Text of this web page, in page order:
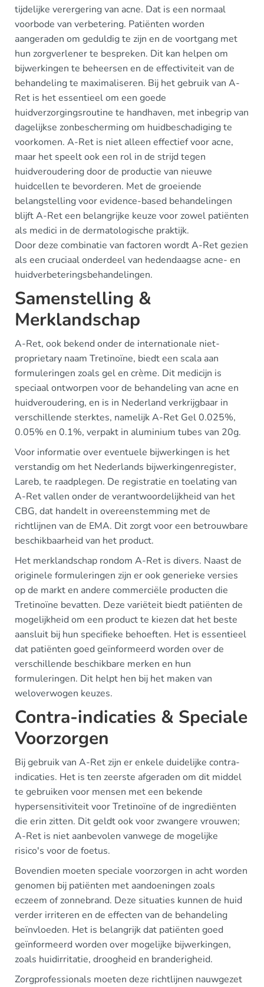
tijdelijke verergering van acne. Dat is een normaal
voorbode van verbetering. Patiënten worden
aangeraden om geduldig te zijn en de voortgang met
hun zorgverlener te bespreken. Dit kan helpen om
bijwerkingen te beheersen en de effectiviteit van de
behandeling te maximaliseren. Bij het gebruik van A-
Ret is het essentieel om een goede
huidverzorgingsroutine te handhaven, met inbegrip van
dagelijkse zonbescherming om huidbeschadiging te
voorkomen. A-Ret is niet alleen effectief voor acne,
maar het speelt ook een rol in de strijd tegen
huidveroudering door de productie van nieuwe
huidcellen te bevorderen. Met de groeiende
belangstelling voor evidence-based behandelingen
blijft A-Ret een belangrijke keuze voor zowel patiënten
als medici in de dermatologische praktijk.
Door deze combinatie van factoren wordt A-Ret gezien
als een cruciaal onderdeel van hedendaagse acne- en
huidverbeteringsbehandelingen.
Samenstelling &
Merklandschap
A-Ret, ook bekend onder de internationale niet-
proprietary naam Tretinoïne, biedt een scala aan
formuleringen zoals gel en crème. Dit medicijn is
speciaal ontworpen voor de behandeling van acne en
huidveroudering, en is in Nederland verkrijgbaar in
verschillende sterktes, namelijk A-Ret Gel 0.025%,
0.05% en 0.1%, verpakt in aluminium tubes van 20g.
Voor informatie over eventuele bijwerkingen is het
verstandig om het Nederlands bijwerkingenregister,
Lareb, te raadplegen. De registratie en toelating van
A-Ret vallen onder de verantwoordelijkheid van het
CBG, dat handelt in overeenstemming met de
richtlijnen van de EMA. Dit zorgt voor een betrouwbare
beschikbaarheid van het product.
Het merklandschap rondom A-Ret is divers. Naast de
originele formuleringen zijn er ook generieke versies
op de markt en andere commerciële producten die
Tretinoïne bevatten. Deze variëteit biedt patiënten de
mogelijkheid om een product te kiezen dat het beste
aansluit bij hun specifieke behoeften. Het is essentieel
dat patiënten goed geïnformeerd worden over de
verschillende beschikbare merken en hun
formuleringen. Dit helpt hen bij het maken van
weloverwogen keuzes.
Contra-indicaties & Speciale
Voorzorgen
Bij gebruik van A-Ret zijn er enkele duidelijke contra-
indicaties. Het is ten zeerste afgeraden om dit middel
te gebruiken voor mensen met een bekende
hypersensitiviteit voor Tretinoïne of de ingrediënten
die erin zitten. Dit geldt ook voor zwangere vrouwen;
A-Ret is niet aanbevolen vanwege de mogelijke
risico's voor de foetus.
Bovendien moeten speciale voorzorgen in acht worden
genomen bij patiënten met aandoeningen zoals
eczeem of zonnebrand. Deze situaties kunnen de huid
verder irriteren en de effecten van de behandeling
beïnvloeden. Het is belangrijk dat patiënten goed
geïnformeerd worden over mogelijke bijwerkingen,
zoals huidirritatie, droogheid en branderigheid.
Zorgprofessionals moeten deze richtlijnen nauwgezet